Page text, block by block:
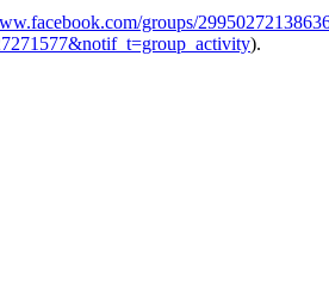
groups/
).